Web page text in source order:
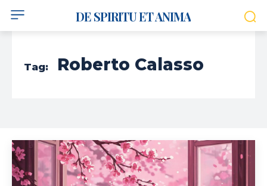
DE SPIRITU ET ANIMA
Tag: Roberto Calasso